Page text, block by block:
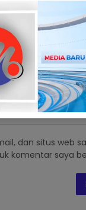
dan situs web
komentar saya